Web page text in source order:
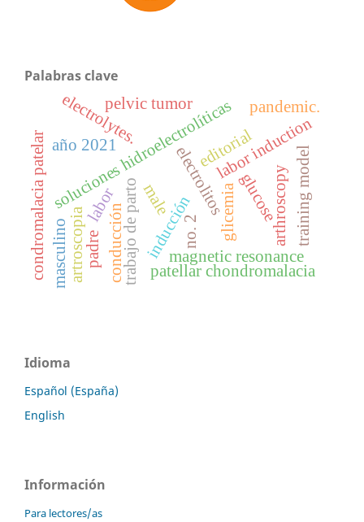
Palabras clave
inducción
conduccióntrabajo de parto
soluciones hidroelectrolíticas
glicemia
electrolitoslabor induction
labor glucose
electrolytes.
condromalacia patelar artroscopia patellar chondromalacia
magnetic resonance
arthroscopytraining model
masculino
male
pelvic tumor
editorial
no. 2
año 2021
pandemic.
padre
Idioma
Español (España)
English
Información
Para lectores/as